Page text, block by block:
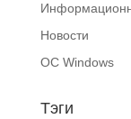
Новости
ОС Windows
Тэги